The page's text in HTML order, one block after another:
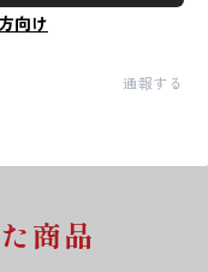
向け
通報する
商品